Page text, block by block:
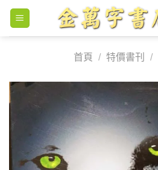
Skip
content
首頁
/ 特價書刊 /